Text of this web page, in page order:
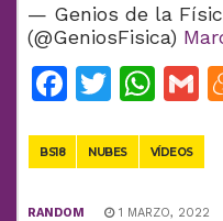
— Genios de la
(@GeniosFisica)
BS18 NUBES VÍDEOS
RANDOM 1 MARZO, 2022